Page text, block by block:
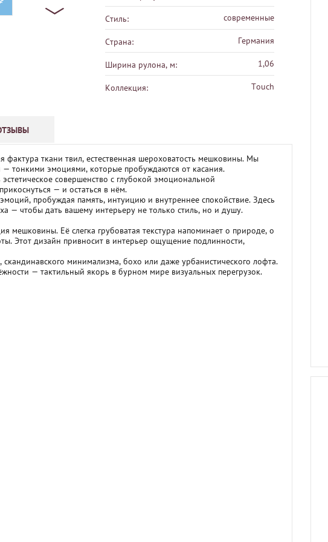
Стиль: современные
Страна: Германия
Ширина рулона, м: 1,06
Коллекция: Touch
фактура ткани твил, естественная шероховатость мешковины. Мы
тонкими эмоциями, которые пробуждаются от касания.
совершенство с глубокой эмоциональной
— и остаться в нём.
пробуждая память, интуицию и внутреннее спокойствие. Здесь
— чтобы дать вашему интерьеру не только стиль, но и душу.
мешковины. Её слегка грубоватая текстура напоминает о природе, о
Этот дизайн привносит в интерьер ощущение подлинности,
минимализма, бохо или даже урбанистического лофта.
— тактильный якорь в бурном мире визуальных перегрузок.